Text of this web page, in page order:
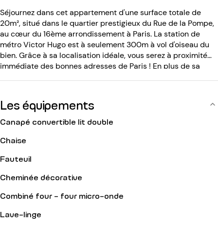
Séjournez dans cet appartement d'une surface totale de
20m², situé dans le quartier prestigieux du Rue de la Pompe,
au cœur du 16ème arrondissement à Paris. La station de
métro Victor Hugo est à seulement 300m à vol d'oiseau du
bien. Grâce à sa localisation idéale, vous serez à proximité
immédiate des bonnes adresses de Paris ! En plus de sa
XXème siècle est sécurisé par code d'entrée. Une local à vélo
est à disposition des plus sportifs !
Les équipements
Canapé convertible lit double
Chaise
Fauteuil
Cheminée décorative
Combiné four - four micro-onde
Lave-linge